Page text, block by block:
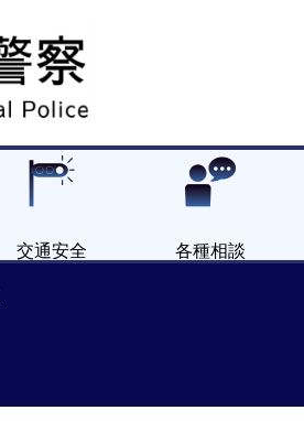
交通安全 各種相談